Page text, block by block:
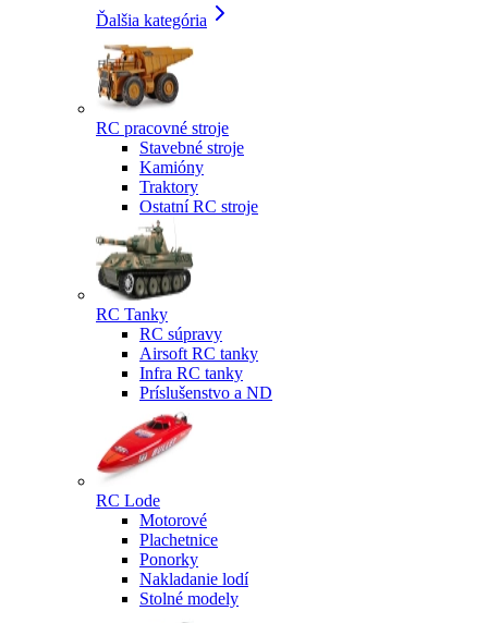
Ďalšia kategória
RC pracovné stroje
Stavebné stroje
Kamióny
Traktory
Ostatní RC stroje
RC Tanky
RC súpravy
Airsoft RC tanky
Infra RC tanky
Príslušenstvo a ND
RC Lode
Motorové
Plachetnice
Ponorky
Nakladanie lodí
Stolné modely